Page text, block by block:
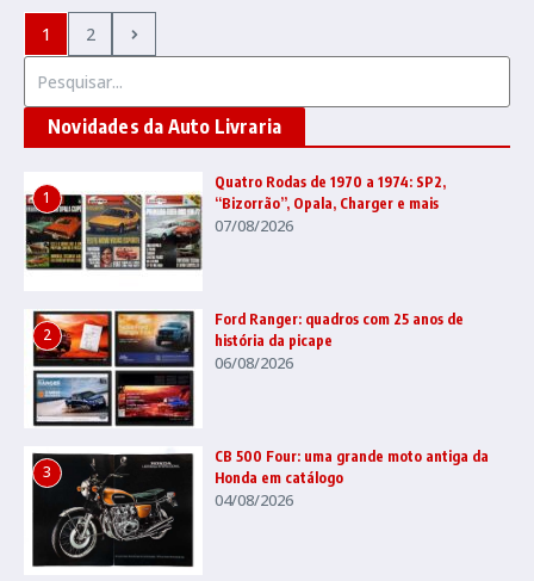
1
2
Novidades da Auto Livraria
1
Quatro Rodas de 1970 a 1974: SP2,
“Bizorrão”, Opala, Charger e mais
07/08/2026
2
Ford Ranger: quadros com 25 anos de
história da picape
06/08/2026
3
CB 500 Four: uma grande moto antiga da
Honda em catálogo
04/08/2026